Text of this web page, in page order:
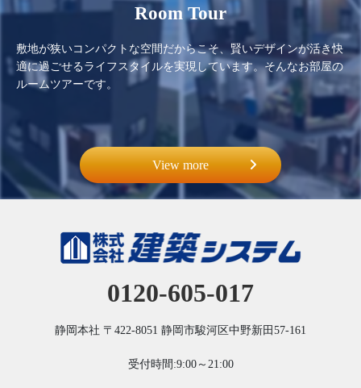
View more
Room Tour
敷地が狭いコンパクトな空間だからこそ、賢いデザインが活き快
適に過ごせるライフスタイルを実現しています。そんなお部屋の
ルームツアーです。
0120-605-017
静岡本社 〒422-8051 静岡市駿河区中野新田57-161
受付時間:9:00～21:00